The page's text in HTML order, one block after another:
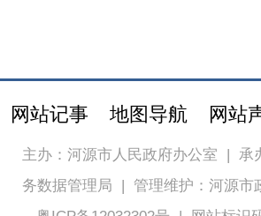
网站记事 地图导航 网站
主办：河源市人民政府办公室 | 承
务数据管理局 | 管理维护：河源市